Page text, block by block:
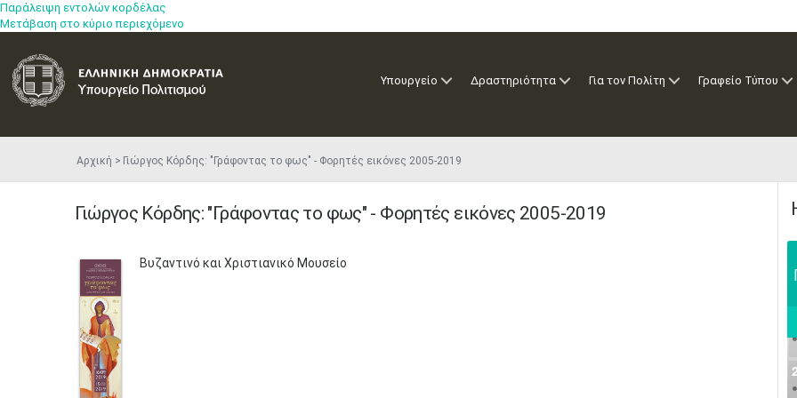
Παράλειψη εντολών κορδέλας
Μετάβαση στο κύριο περιεχόμενο
Υπουργείο Δραστηριότητα Για τον Πολίτη Γραφείο Τύπου
Αρχική Γιώργος Κόρδης: "Γράφοντας το φως" - Φορητές εικόνες 2005-2019
Γιώργος Κόρδης: "Γράφοντας το φως" - Φορητές εικόνες 2005-2019
​Βυζαντινό και Χριστιανικό Μουσείο
•
•